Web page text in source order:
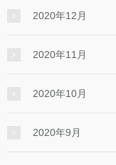
2020年12月
2020年11月
2020年10月
2020年9月